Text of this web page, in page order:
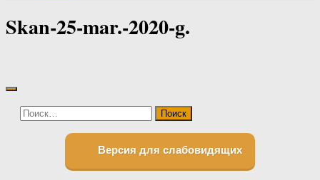
Skan-25-mar.-2020-g.
Найти:
Версия для слабовидящих